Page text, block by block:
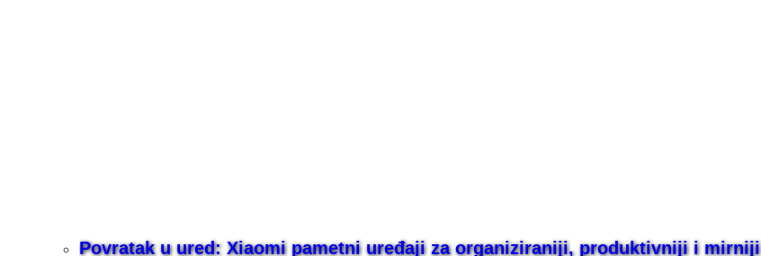
Povratak u ured: Xiaomi pametni uređaji za organiziraniji, produktivniji i mirniji